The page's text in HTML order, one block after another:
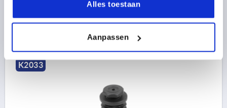
Alles toestaan
Aanpassen
1,23 €
DETAILS
K2033